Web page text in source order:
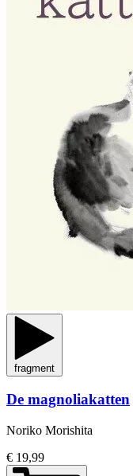
fragment
De magnoliakatten
Noriko Morishita
€ 19,99